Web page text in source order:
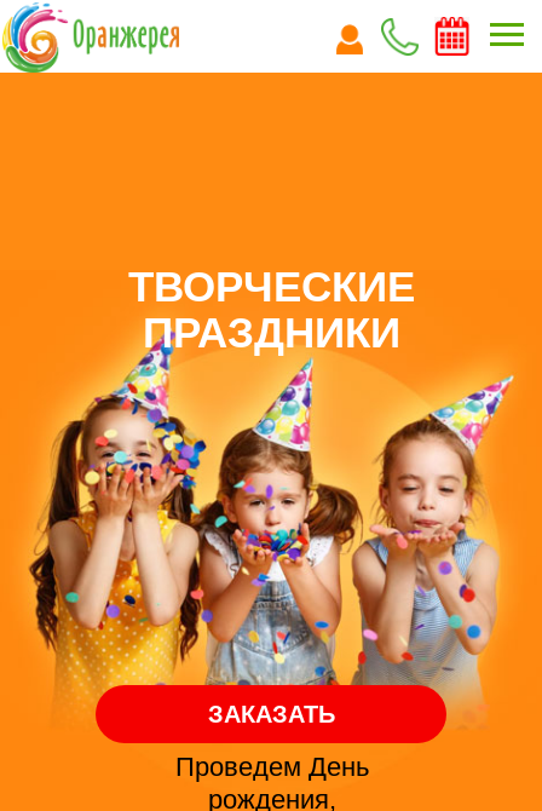
ТВОРЧЕСКИЕ
ПРАЗДНИКИ
ЗАКАЗАТЬ
Проведем День
рождения,